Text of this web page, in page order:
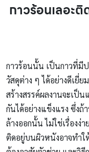
กาวร้อนเลอะ
กาวร้อนนั้น เป็นกาวที่มี
วัสดุต่าง ๆ ได้อย่างดีเยี่
สร้างสรรค์ผลงานจะเป็
กันได้อย่างแข็งแรง ซึ่งถ้
ล้างออกนั้น ไม่ใช่เรื่องง่
ติดอยู่บนผิวหนังอาจทำใ